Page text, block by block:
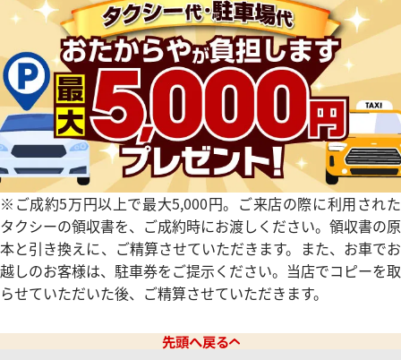
・バン スチール ブルー ダ
格
ウブロ ビッグバン ゼブラホ
341.HW.7517.VR.1975
参考買取価格
※ご成約5万円以上で最大5,000円。ご来店の際に利用された
タクシーの領収書を、ご成約時にお渡しください。領収書の原
本と引き換えに、ご精算させていただきます。また、お車でお
越しのお客様は、駐車券をご提示ください。当店でコピーを取
らせていただいた後、ご精算させていただきます。
先頭へ戻る